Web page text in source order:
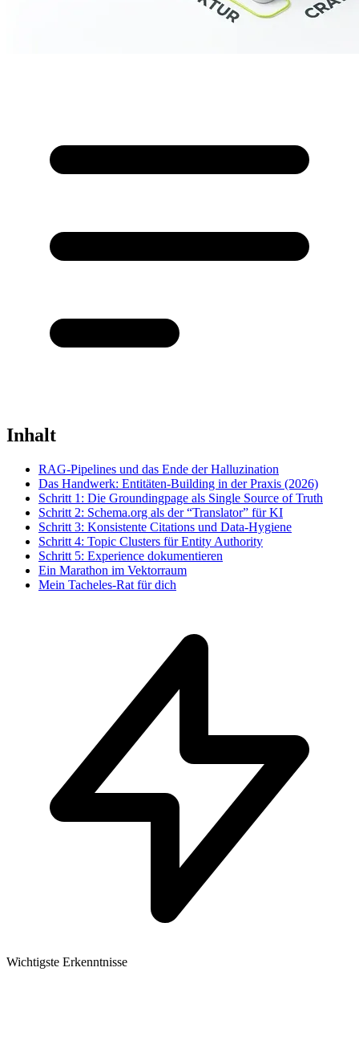
Inhalt
RAG-Pipelines und das Ende der Halluzination
Das Handwerk: Entitäten-Building in der Praxis (2026)
Schritt 1: Die Groundingpage als Single Source of Truth
Schritt 2: Schema.org als der “Translator” für KI
Schritt 3: Konsistente Citations und Data-Hygiene
Schritt 4: Topic Clusters für Entity Authority
Schritt 5: Experience dokumentieren
Ein Marathon im Vektorraum
Mein Tacheles-Rat für dich
Wichtigste Erkenntnisse